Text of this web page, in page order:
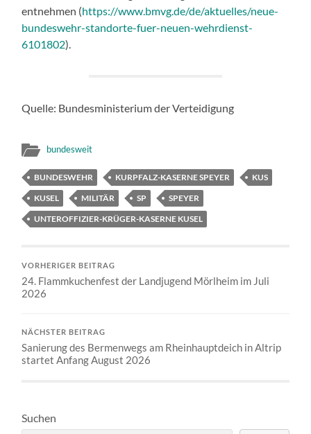
entnehmen (https://www.bmvg.de/de/aktuelles/neue-
bundeswehr-standorte-fuer-neuen-wehrdienst-
6101802).
Quelle: Bundesministerium der Verteidigung
bundesweit
BUNDESWEHR KURPFALZ-KASERNE SPEYER
KUS
KUSEL
MILITÄR SP
SPEYER
UNTEROFFIZIER-KRÜGER-KASERNE KUSEL
VORHERIGER BEITRAG
24. Flammkuchenfest der Landjugend Mörlheim im Juli
2026
NÄCHSTER BEITRAG
Sanierung des Bermenwegs am Rheinhauptdeich in Altrip
startet Anfang August 2026
Suchen